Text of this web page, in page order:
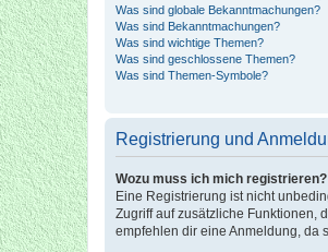
Was sind globale Bekanntmachungen?
Was sind Bekanntmachungen?
Was sind wichtige Themen?
Was sind geschlossene Themen?
Was sind Themen-Symbole?
Registrierung und
Wozu muss ich mich registrieren?
Eine Registrierung ist nicht
Zugriff auf zusätzliche Funktionen,
empfehlen dir eine Anmeldung, da